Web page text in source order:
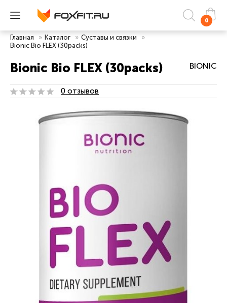
0
Главная » Каталог » Суставы и связки
»
Bionic Bio FLEX (30packs)
Bionic Bio FLEX (30packs) BIONIC
0 отзывов